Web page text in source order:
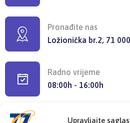
Upravljajte
Pronađite nas
Ložionička br.2, 71
Radno vrijeme
08:00h - 16:00h